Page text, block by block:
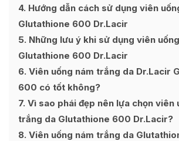
4 Hướng dẫn cách sử dụng viên
Glutathione 600 Dr.Lacir
5 Những lưu ý khi sử dụng viên
Glutathione 600 Dr.Lacir
6 Viên uống nám trắng da Dr.Lacir
600 có tốt không?
7 Vì sao phái đẹp nên lựa chọn viên
trắng da Glutathione 600 Dr.Lacir?
8 Viên uống nám trắng da